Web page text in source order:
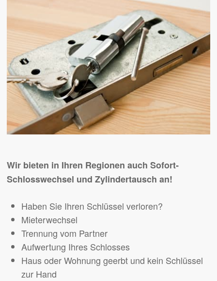
Wir bieten in Ihren Regionen auch Sofort-
Schlosswechsel und Zylindertausch an!
Haben Sie Ihren Schlüssel verloren?
Mieterwechsel
Trennung vom Partner
Aufwertung Ihres Schlosses
Haus oder Wohnung geerbt und kein Schlüssel
zur Hand